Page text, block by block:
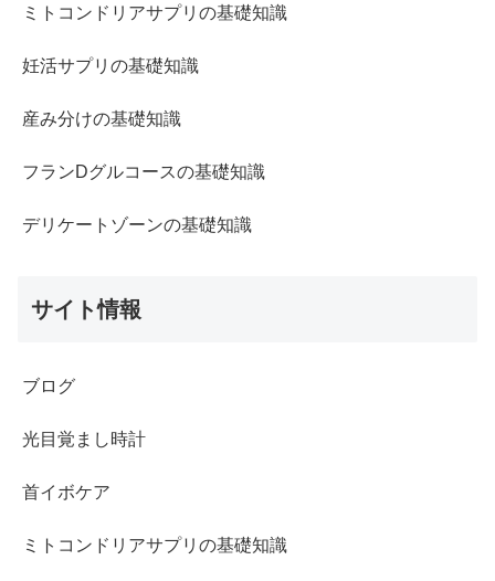
ミトコンドリアサプリの基礎知識
妊活サプリの基礎知識
産み分けの基礎知識
フランDグルコースの基礎知識
デリケートゾーンの基礎知識
サイト情報
ブログ
光目覚まし時計
首イボケア
ミトコンドリアサプリの基礎知識